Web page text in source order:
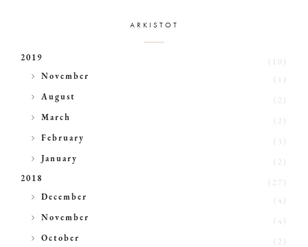
ARKISTOT
2019
(10)
►
November
►
August
(2)
►
March
(2)
►
February
(3)
►
January
(2)
2018
(27)
►
December
(4)
►
November
(4)
►
October
(2)